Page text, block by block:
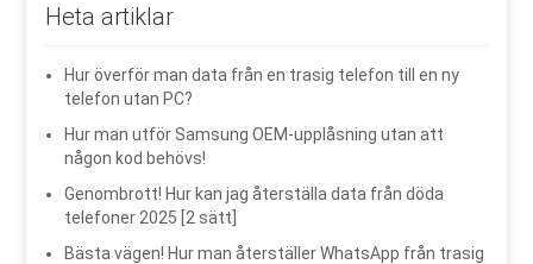
Heta artiklar
Hur överför man data från en trasig telefon till en ny
telefon utan PC?
Hur man utför Samsung OEM-upplåsning utan att
någon kod behövs!
Genombrott! Hur kan jag återställa data från döda
telefoner 2025 [2 sätt]
Bästa vägen! Hur man återställer WhatsApp från trasig